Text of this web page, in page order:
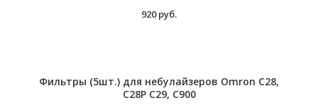
920 руб.
Фильтры (5шт.) для небулайзеров Omron С28,
C28P С29, С900